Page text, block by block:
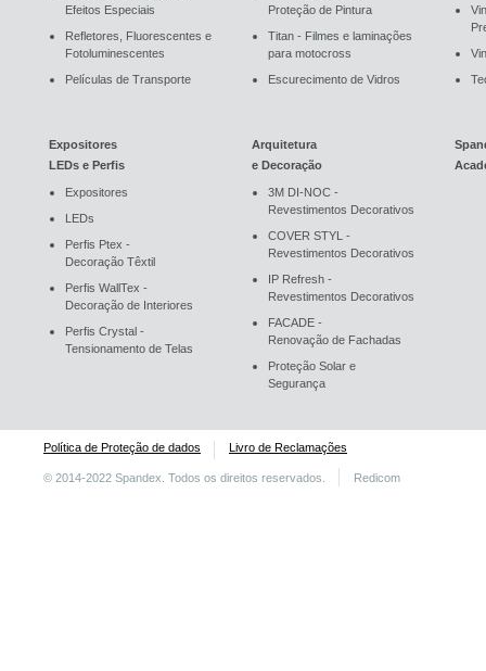
Efeitos Especiais
Refletores, Fluorescentes e
Fotoluminescentes
Películas de Transporte
Proteção de Pintura
Titan - Filmes e laminações
para motocross
Escurecimento de Vidros
Expositores
LEDs e Perfis
Expositores
LEDs
Perfis Ptex -
Decoração Têxtil
Perfis WallTex -
Decoração de Interiores
Perfis Crystal -
Tensionamento de Telas
Arquitetura
e Decoração
3M DI-NOC -
Revestimentos Decorativos
COVER STYL -
Revestimentos Decorativos
IP Refresh -
Revestimentos Decorativos
FACADE -
Renovação de Fachadas
Proteção Solar e
Segurança
Política de Proteção de dados Livro de Reclamações
© 2014-2022 Spandex. Todos os direitos reservados. Redicom